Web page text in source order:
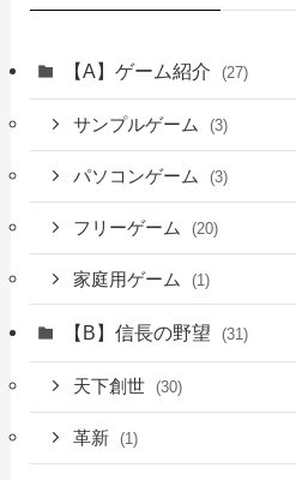
【A】ゲーム紹介 (27)
サンプルゲーム (3)
パソコンゲーム (3)
フリーゲーム (20)
家庭用ゲーム (1)
【B】信長の野望 (31)
天下創世 (30)
革新 (1)